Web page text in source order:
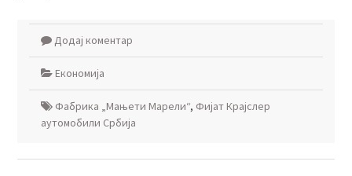
Додај коментар
Економија
Фабрика „Мањети Марели“, Фијат Крајслер
аутомобили Србија